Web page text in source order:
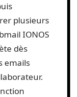
plusieurs
IONOS
dès
emails